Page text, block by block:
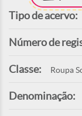
Tipo de acervo:
Número de
Classe: Roupa
Denominação: